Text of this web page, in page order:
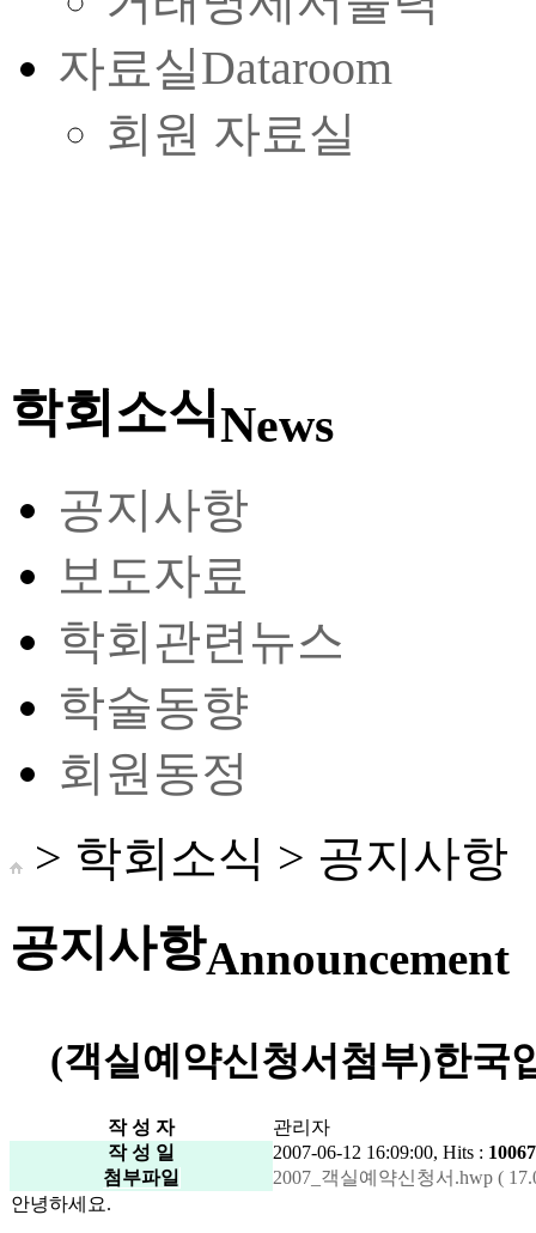
자료실Dataroom
회원 자료실
학회소식News
공지사항
보도자료
학회관련뉴스
학술동향
회원동정
> 학회소식 > 공지사항
공지사항Announcement
(객실예약신청서첨부)한국
작 성 자
관리자
작 성 일
2007-06-12 16:09:00, Hits : 10067
첨부파일
2007_객실예약신청서.hwp (
안녕하세요.